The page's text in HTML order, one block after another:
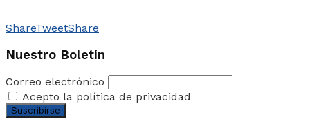
ShareTweetShare
Nuestro Boletín
Correo electrónico
Acepto la política de privacidad